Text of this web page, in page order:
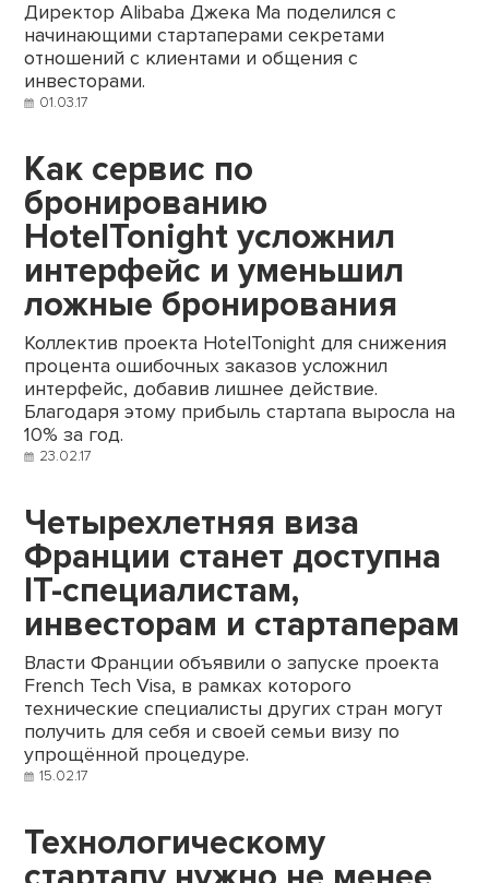
Директор Alibaba Джека Ма поделился с
начинающими стартаперами секретами
отношений с клиентами и общения с
инвесторами.
01.03.17
Как сервис по
бронированию
HotelTonight усложнил
интерфейс и уменьшил
ложные бронирования
Коллектив проекта HotelTonight для снижения
процента ошибочных заказов усложнил
интерфейс, добавив лишнее действие.
Благодаря этому прибыль стартапа выросла на
10% за год.
23.02.17
Четырехлетняя виза
Франции станет доступна
IT-специалистам,
инвесторам и стартаперам
Власти Франции объявили о запуске проекта
French Tech Visa, в рамках которого
технические специалисты других стран могут
получить для себя и своей семьи визу по
упрощённой процедуре.
15.02.17
Технологическому